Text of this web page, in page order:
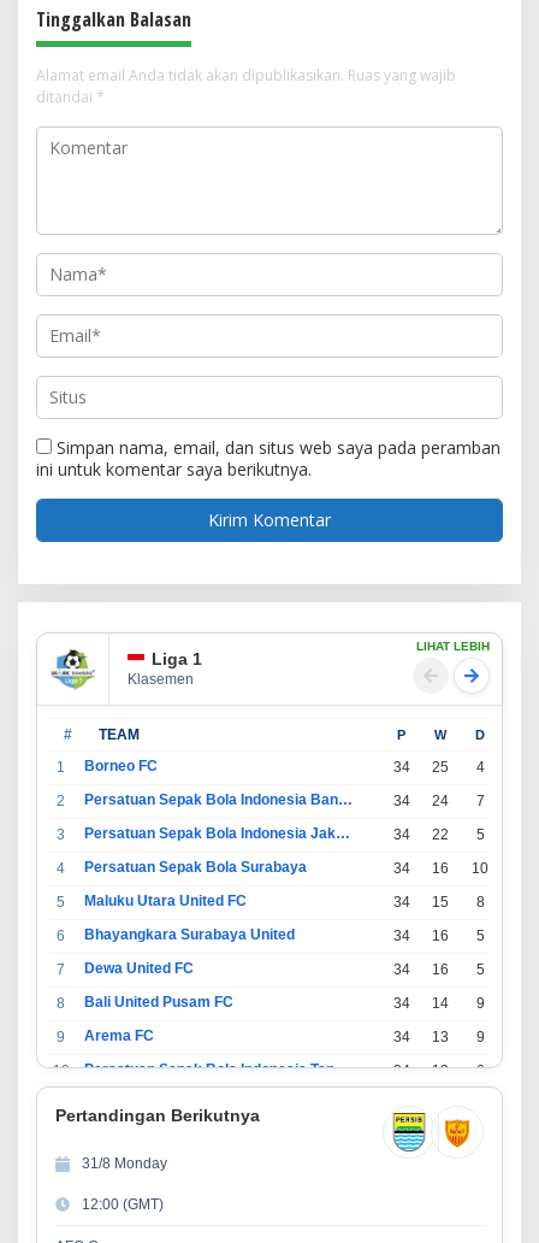
Tinggalkan Balasan
Alamat email Anda tidak akan dipublikasikan. Ruas yang wajib
ditandai *
Simpan nama, email, dan situs web saya pada peramban
ini untuk komentar saya berikutnya.
Liga 1
Klasemen
LIHAT LEBIH
# TEAM P W D
1 Borneo FC 34 25 4
2
Persatuan Sepak Bola Indonesia Bandung 34 24 7
3
Persatuan Sepak Bola Indonesia Jakarta 34 22 5
4
Persatuan Sepak Bola Surabaya 34 16 10
5
Maluku Utara United FC 34 15 8
6
Bhayangkara Surabaya United 34 16 5
7
Dewa United FC 34 16 5
8
Bali United Pusam FC 34 14 9
9
Arema FC 34 13 9
10
Persatuan Sepak Bola Indonesia Tangerang 34 13 6
34 11
13
14
Madura United FC
Persatuan Sepakbola Makassar
Pertandingan Berikutnya
31/8 Monday
12:00 (GMT)